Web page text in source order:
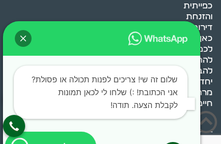
כפייתית
והזנחת
דירות, אנחנו
כאן כדי לעזור
לכם
להתמודד,
להבין ולשנות.
יחד, ניצור
מרחב
חיים בריא ומאוזן.
שלום זה שי! צריכים לפנות תכולה או פסולת?
אני הכתובת! :) שלחו לי לכאן תמונות
לקבלת הצעה. תודה!